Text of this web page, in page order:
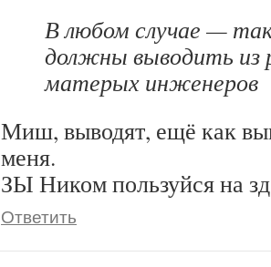
В любом случае —
должны выводить из
матерых инженеров
Миш, выводят, ещё как
меня.
ЗЫ Ником пользуйся на
Ответить